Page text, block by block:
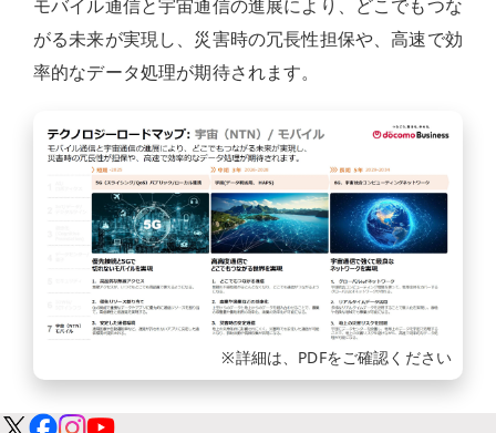
モバイル通信と宇宙通信の進展により、どこでもつな
がる未来が実現し、災害時の冗長性担保や、高速で効
率的なデータ処理が期待されます。
※詳細は、PDFをご確認ください